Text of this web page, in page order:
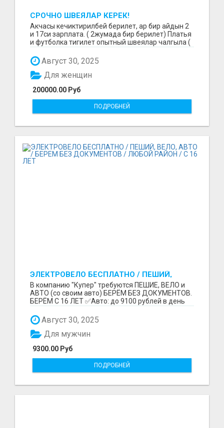
СРОЧНО ШВЕЯЛАР КЕРЕК!
Акчасы кечиктирилбей берилет, ар бир айдын 2
и 17си зарплата. ( 2жумада бир берилет) Платья
и футболка тигилет опытный швеялар чалгыла (
Август 30, 2025
200000.00 Руб
Для женщин
ПОДРОБНЕЙ
ЭЛЕКТРОВЕЛО БЕСПЛАТНО / ПЕШИЙ,
ВЕЛО, АВТО / БЕРЕМ БЕЗ ДОКУМЕНТОВ /
ЛЮБОЙ РАЙОН / С 16 ЛЕТ
В компанию "Купер" требуются ПЕШИЕ, ВЕЛО и
АВТО (со своим авто) БЕРЁМ БЕЗ ДОКУМЕНТОВ.
БЕРЁМ С 16 ЛЕТ ✅Авто: до 9100 рублей в день
Август 30, 2025
9300.00 Руб
Для мужчин
ПОДРОБНЕЙ